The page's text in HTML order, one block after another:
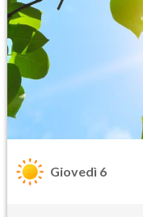
Giovedì 6